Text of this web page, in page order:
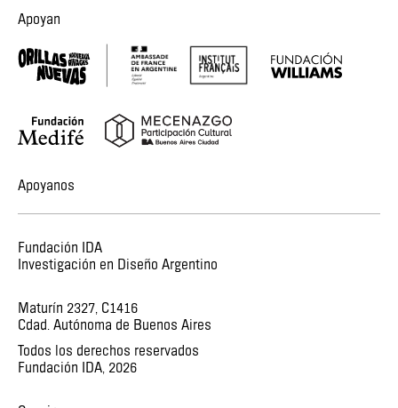
Apoyan
Apoyanos
Fundación IDA
Investigación en Diseño Argentino
Maturín 2327, C1416
Cdad. Autónoma de Buenos Aires
Todos los derechos reservados
Fundación IDA, 2026